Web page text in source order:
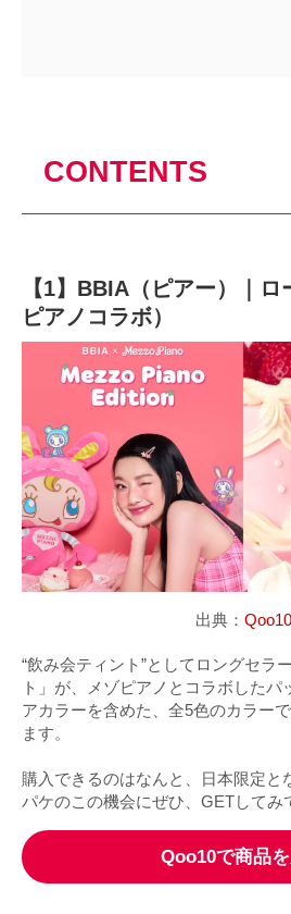
CONTENTS
【1】BBIA（ピアー）｜
ピアノコラボ）
出典： Qoo10
“飲み会ティント”としてロングセラ
ト」が、メゾピアノとコラボしたパ
アカラーを含めた、全5色のカラー
ます。
購入できるのはなんと、日本限定と
パケのこの機会にぜひ、GETして
Qoo10で商品